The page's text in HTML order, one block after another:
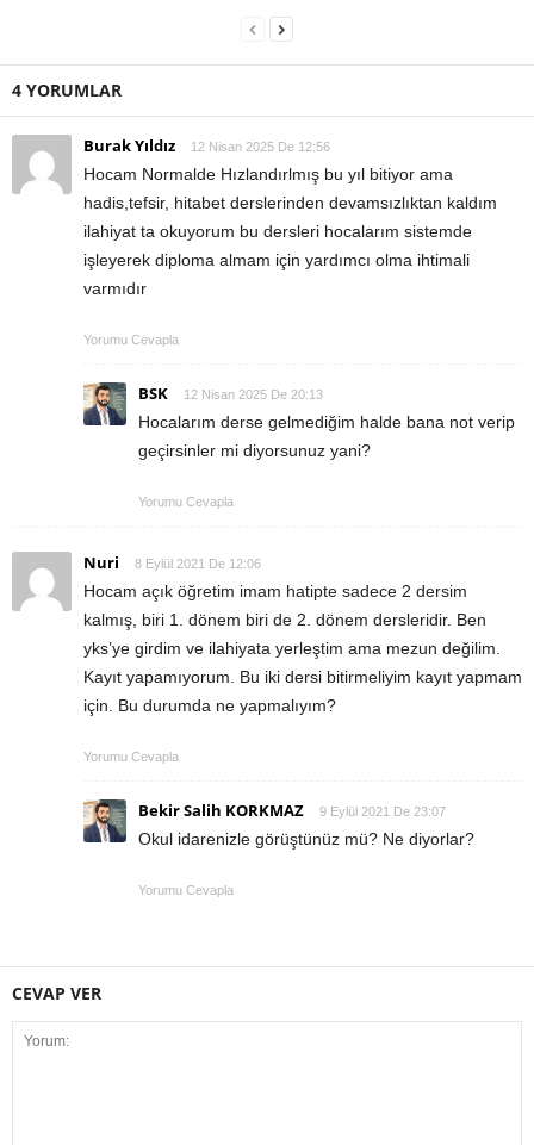
4 YORUMLAR
Burak Yıldız 12 Nisan 2025 De 12:56
Hocam Normalde Hızlandırlmış bu yıl bitiyor ama
hadis,tefsir, hitabet derslerinden devamsızlıktan kaldım
ilahiyat ta okuyorum bu dersleri hocalarım sistemde
işleyerek diploma almam için yardımcı olma ihtimali
varmıdır
Yorumu Cevapla
BSK 12 Nisan 2025 De 20:13
Hocalarım derse gelmediğim halde bana not verip
geçirsinler mi diyorsunuz yani?
Yorumu Cevapla
Nuri 8 Eylül 2021 De 12:06
Hocam açık öğretim imam hatipte sadece 2 dersim
kalmış, biri 1. dönem biri de 2. dönem dersleridir. Ben
yks’ye girdim ve ilahiyata yerleştim ama mezun değilim.
Kayıt yapamıyorum. Bu iki dersi bitirmeliyim kayıt yapmam
için. Bu durumda ne yapmalıyım?
Yorumu Cevapla
Bekir Salih KORKMAZ 9 Eylül 2021 De 23:07
Okul idarenizle görüştünüz mü? Ne diyorlar?
Yorumu Cevapla
CEVAP VER